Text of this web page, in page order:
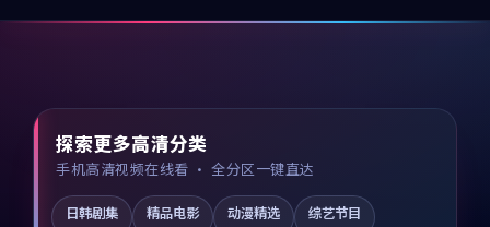
探索更多高清分类
手机高清视频在线看 · 全分区一键直达
日韩剧集 精品电影 动漫精选 综艺节目